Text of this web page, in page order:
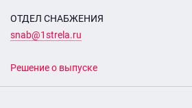
ОТДЕЛ СНАБЖЕНИЯ
snab@1strela.ru
Решение о выпуске